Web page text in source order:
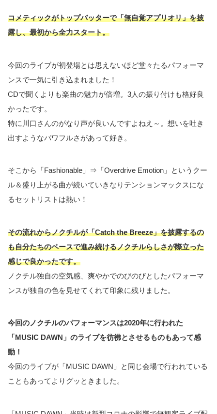
コメティックがトップバッターで「無自覚アプリオリ」を披
露し、最初から全力スタート。
今回のライブが初登場とは思えないほど堂々たるパフォーマ
ンスで一気に引き込まれました！
CDで聞くよりも楽曲の魅力が倍増。3人の振り付けも格好良
かったです。
特に川口さんのがなり声が良いんですよねえ～。想いを吐き
出すようなパワフルさがあって好き。
そこから「Fashionable」⇒「Overdrive Emotion」というクー
ル＆盛り上がる曲が続いていきなりテンションマックスにな
るセットリストは熱い！
その流れからノクチルが「Catch the Breeze」を披露するの
も自分たちのペースで進み続けるノクチルらしさが際立った
感じで良かったです。
ノクチル独自の空気感、爽やかでのびのびとしたパフォーマ
ンスが独自の色を見せてくれて印象に残りました。
今回のノクチルのパフォーマンスは2020年に行われた
「MUSIC DAWN」のライブを彷彿とさせるものもあって感
動！
今回のライブが「MUSIC DAWN」と同じ会場で行われている
こともあってよりグッときました。